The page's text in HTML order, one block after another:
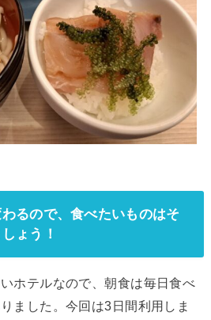
るので、食べたいものはそ
ょう！
ホテルなので、朝食は毎日食べ
ました。今回は3日間利用しま